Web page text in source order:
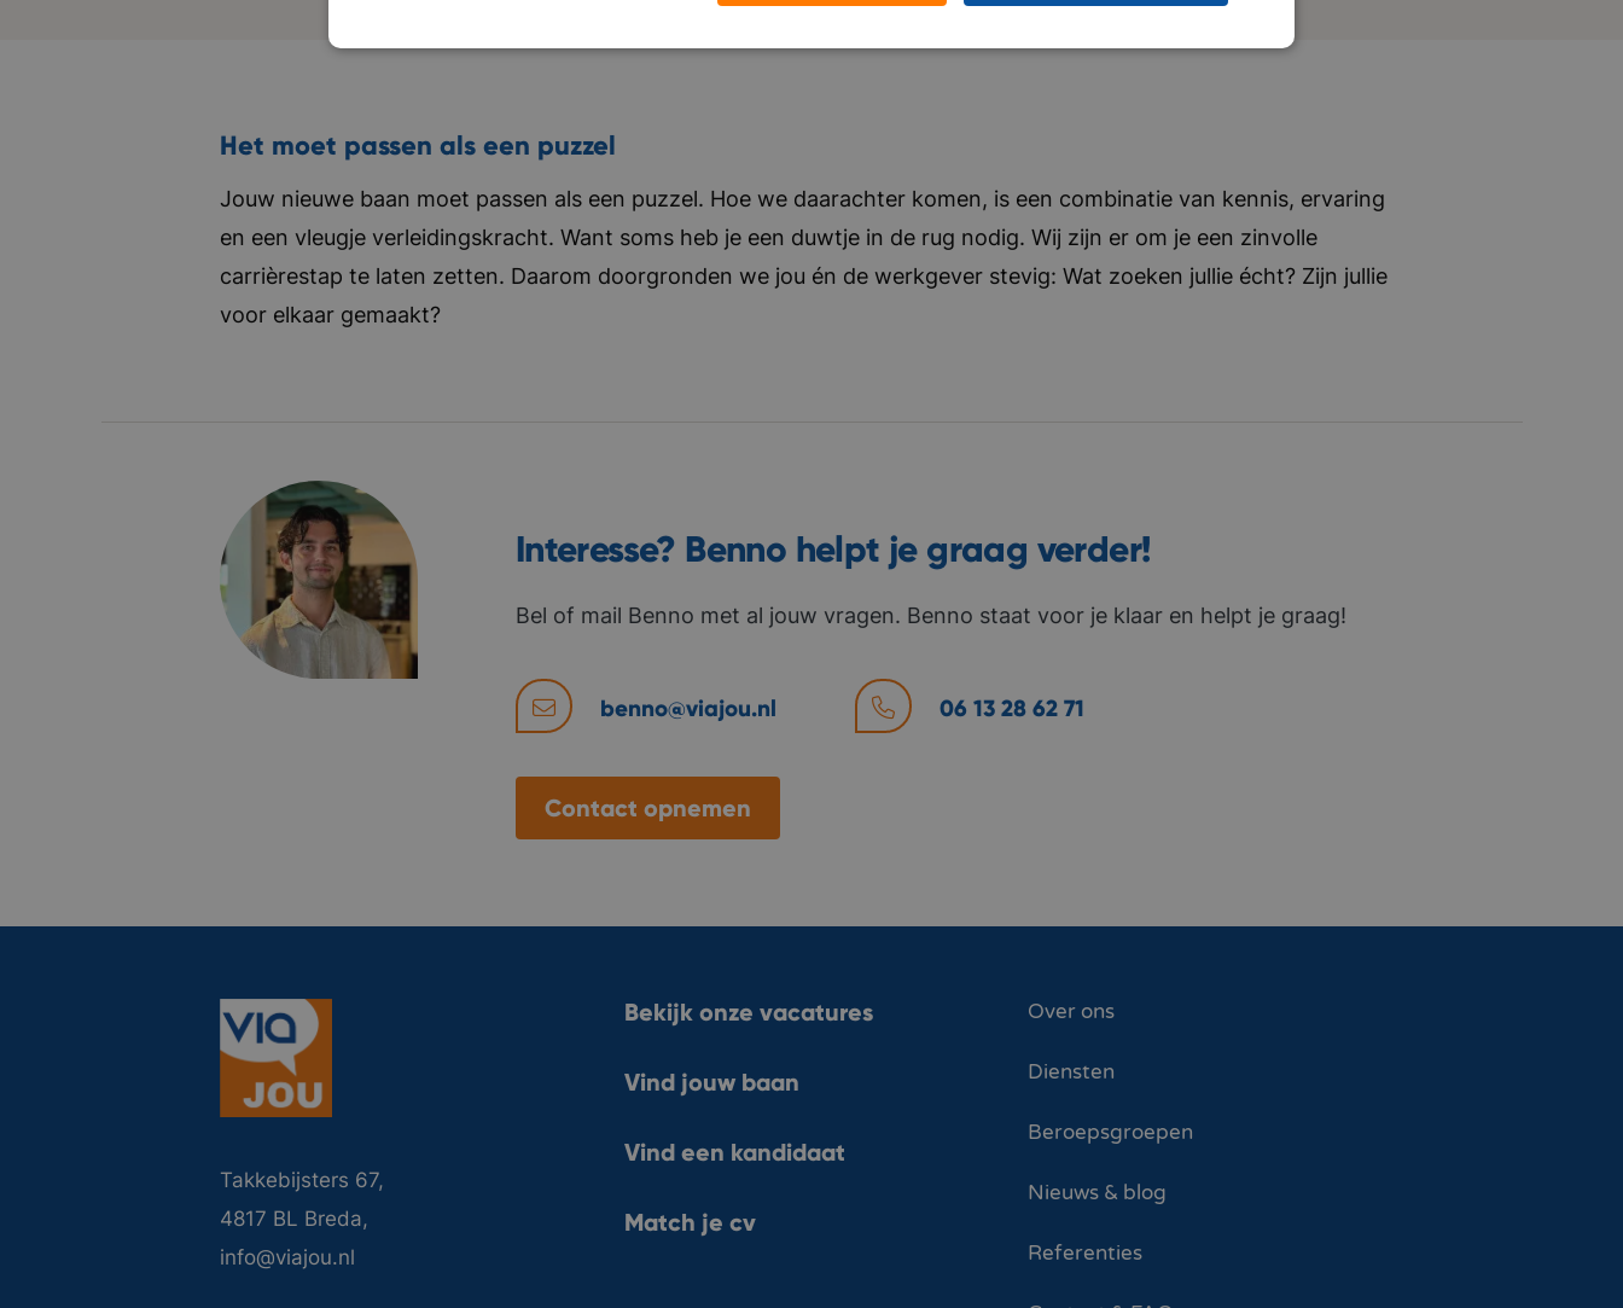
Het moet passen als een puzzel
Jouw nieuwe baan moet passen als een puzzel. Hoe we daarachter komen, is een combinatie van kennis, ervaring
en een vleugje verleidingskracht. Want soms heb je een duwtje in de rug nodig. Wij zijn er om je een zinvolle
carrièrestap te laten zetten. Daarom doorgronden we jou én de werkgever stevig: Wat zoeken jullie écht? Zijn jullie
voor elkaar gemaakt?
Interesse? Benno helpt je graag verder!
Bel of mail Benno met al jouw vragen. Benno staat voor je klaar en helpt je graag!
benno@viajou.nl 06 13 28 62 71
Contact opnemen
Takkebijsters 67,
4817 BL Breda,
info@viajou.nl
Bekijk onze vacatures
Vind jouw baan
Vind een kandidaat
Match je cv
Over ons
Diensten
Beroepsgroepen
Nieuws & blog
Referenties